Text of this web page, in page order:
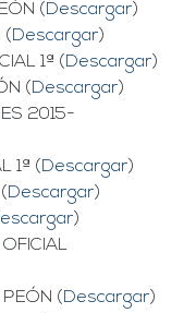
(Descargar)
(Descargar)
1ª (Descargar)
(Descargar)
2015-
1ª (Descargar)
Descargar)
)
(Descargar)